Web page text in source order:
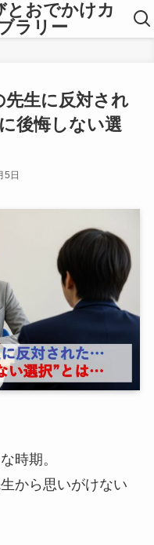
とおでかけカ
ラリー
先生に反対され
後悔しない選
5日
時期。
から思いがけない